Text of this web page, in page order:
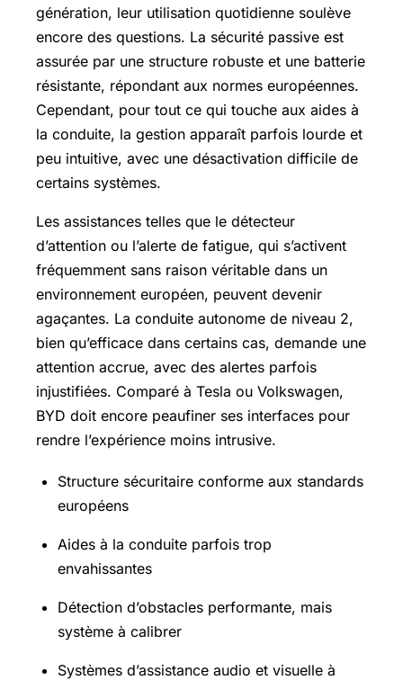
génération, leur utilisation quotidienne soulève
encore des questions. La sécurité passive est
assurée par une structure robuste et une batterie
résistante, répondant aux normes européennes.
Cependant, pour tout ce qui touche aux aides à
la conduite, la gestion apparaît parfois lourde et
peu intuitive, avec une désactivation difficile de
certains systèmes.
Les assistances telles que le détecteur
d’attention ou l’alerte de fatigue, qui s’activent
fréquemment sans raison véritable dans un
environnement européen, peuvent devenir
agaçantes. La conduite autonome de niveau 2,
bien qu’efficace dans certains cas, demande une
attention accrue, avec des alertes parfois
injustifiées. Comparé à Tesla ou Volkswagen,
BYD doit encore peaufiner ses interfaces pour
rendre l’expérience moins intrusive.
Structure sécuritaire conforme aux standards
européens
Aides à la conduite parfois trop
envahissantes
Détection d’obstacles performante, mais
système à calibrer
Systèmes d’assistance audio et visuelle à